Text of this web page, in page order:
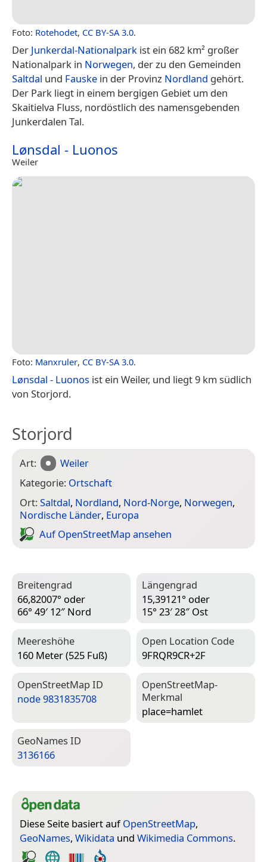
Foto: Rotehodet, CC BY-SA 3.0.
Der Junkerdal-Nationalpark ist ein 682 km² großer
Nationalpark in Norwegen, der zu den Gemeinden
Saltdal und Fauske in der Provinz Nordland gehört.
Der Park liegt in einem bergigen Gebiet um den
Skaitielva Fluss, nordöstlich des namensgebenden
Junkerdalen Tal.
Lønsdal - Luonos
Weiler
Foto: Manxruler, CC BY-SA 3.0.
Lønsdal - Luonos ist ein Weiler, und liegt 9 km südlich
von Storjord.
Storjord
Art:
Weiler
Kategorie: Ortschaft
Ort:Saltdal, Nordland, Nord-Norge, Norwegen,
Nordische Länder, Europa
Auf Open­Street­Map ansehen
Breitengrad
66,82007° oder
66° 49′ 12″ Nord
Längengrad
15,39121° oder
15° 23′ 28″ Ost
Meereshöhe
160 Meter (525 Fuß)
Open Location Code
9FRQR9CR+2F
Open­Street­Map ID
node 9831835708
Open­Street­Map-
Merkmal
place=­hamlet
Geo­Names ID
3136166
Diese Seite basiert aufOpenStreetMap,
GeoNames, Wikidata und Wikimedia Commons.